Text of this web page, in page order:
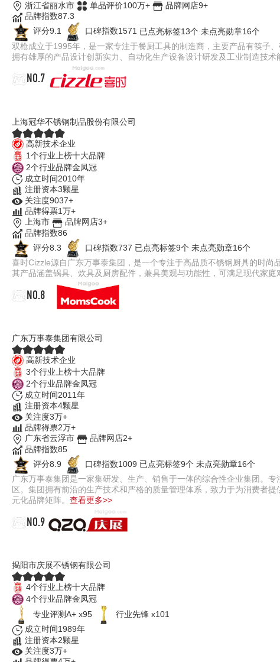
浙江省丽水市
单品评价100万+
品牌网店9+
品牌指数87.3
评分9.1
口碑指数1571 已点亮标签13个 未点亮勋章16个
双枪成立于1995年，是一家专注于餐厨工具的制造商，主要产品有筷子
拥有雄厚的产品设计创新实力、自动化生产设备设计研发及工业制造技术
NO.7
上海冠华不锈钢制品股份有限公司
高新技术企业
1个行业上榜十大品牌
2个行业品牌金凤冠
成立时间2010年
注册资本3颗星
关注度9037+
品牌得票1万+
上海市
品牌网店3+
品牌指数86
评分8.3
口碑指数737 已点亮标签9个 未点亮勋章16个
喜时Cizzle源自广东万事泰集团，是一个专注于高品质不锈钢厨具的时
其产品涵盖锅具、炊具及厨房配件，兼具美观与功能性，可满足现代家庭
NO.8
广东万事泰集团有限公司
高新技术企业
3个行业上榜十大品牌
2个行业品牌金凤冠
成立时间2011年
注册资本4颗星
关注度3万+
品牌得票2万+
广东省云浮市
品牌网店2+
品牌指数85
评分8.9
口碑指数1009 已点亮标签9个 未点亮勋章16个
广东万事泰集团是一家集研发、生产、销售于一体的综合性企业集团。
区。集团拥有前沿的生产技术和严格的质量管理体系，致力于为消费者
元化品牌矩阵。 查看更多>>
NO.9
揭阳市庆展不锈钢有限公司
4个行业上榜十大品牌
4个行业品牌金凤冠
专业评测A+ x95
行业先锋 x101
成立时间1989年
注册资本2颗星
关注度3万+